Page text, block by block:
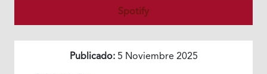
Spotify
Publicado:5 Noviembre 2025